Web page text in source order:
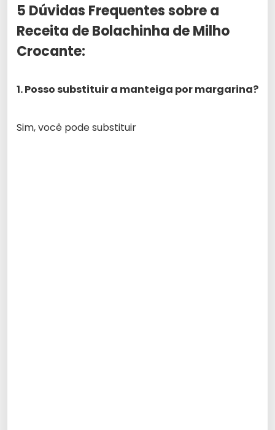
5 Dúvidas Frequentes sobre a
Receita de Bolachinha de Milho
Crocante:
1. Posso substituir a manteiga por margarina?
Sim, você pode substituir